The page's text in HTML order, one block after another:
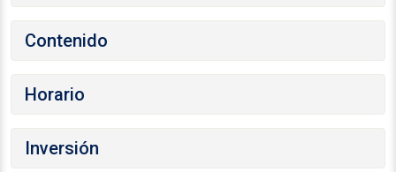
Contenido
Horario
Inversión